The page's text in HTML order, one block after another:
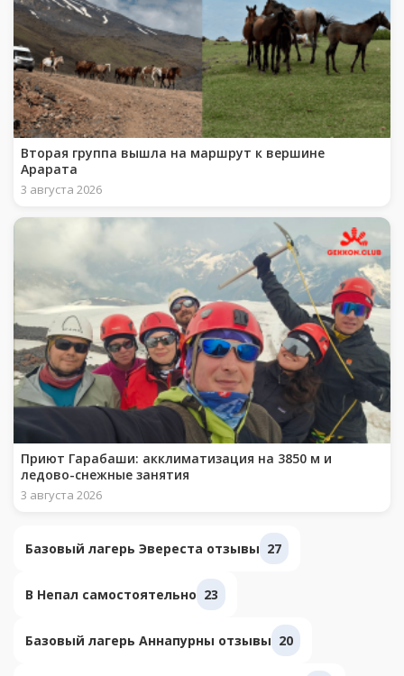
Вторая группа вышла на маршрут к вершине
Арарата
3 августа 2026
Приют Гарабаши: акклиматизация на 3850 м и
ледово-снежные занятия
3 августа 2026
Базовый лагерь Эвереста отзывы 27
В Непал самостоятельно 23
Базовый лагерь Аннапурны отзывы 20